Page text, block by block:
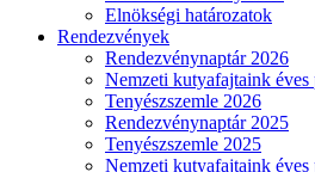
Elnökségi határozatok
Rendezvények
Rendezvénynaptár 2026
Nemzeti kutyafajtaink éves
Tenyészszemle 2026
Rendezvénynaptár 2025
Tenyészszemle 2025
Nemzeti kutyafajtaink éves